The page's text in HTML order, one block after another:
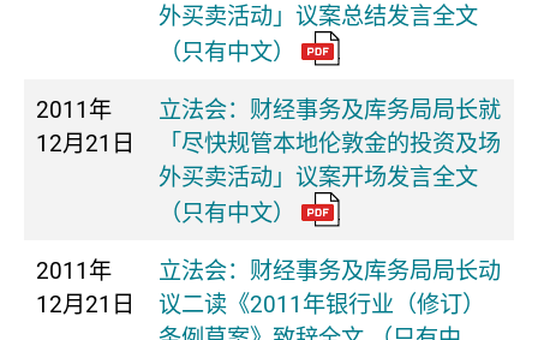
外买卖活动」议案总结发言全文
（只有中文）
2011年
12月21日
立法会：财经事务及库务局局长就
「尽快规管本地伦敦金的投资及场
外买卖活动」议案开场发言全文
（只有中文）
2011年
12月21日
立法会：财经事务及库务局局长动
议二读《2011年银行业（修订）